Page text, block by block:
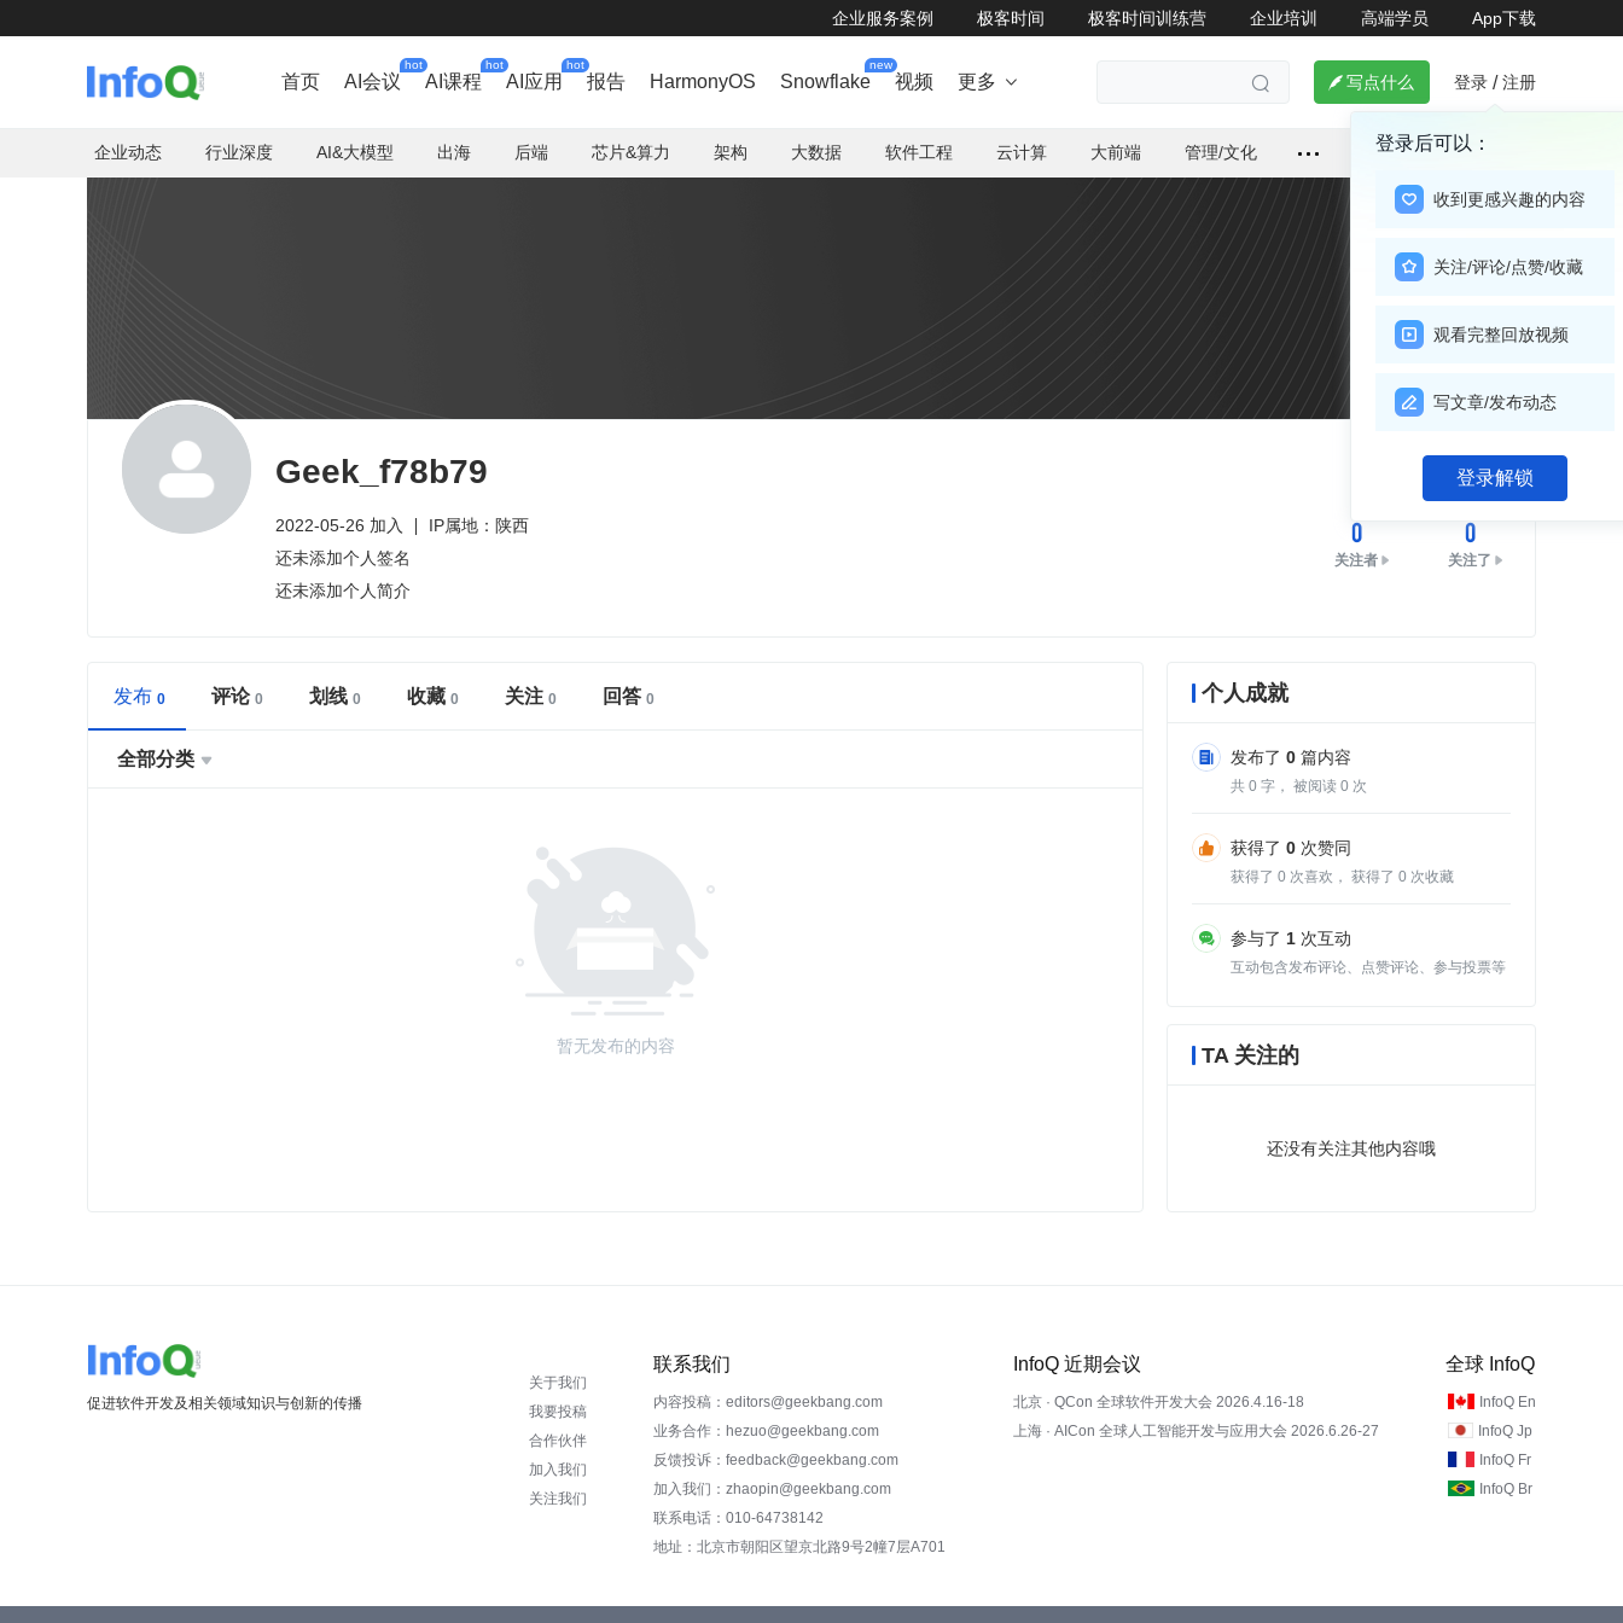
企业服务案例 极客时间 极客时间训练营 企业培训 高端学员 App下载
首页 AI会议
hot
AI课程
hot
AI应用
hot
报告 HarmonyOS Snowflake
new
视频 更多    写点什么 登录 / 注册
登录后可以：
收到更感兴趣的内容
关注/评论/点赞/收藏
观看完整回放视频
写文章/发布动态
登录解锁
企业动态 行业深度 AI&大模型 出海 后端 芯片&算力 架构 大数据 软件工程 云计算 大前端 管理/文化
Geek_f78b79
2022-05-26 加入
IP属地：陕西
还未添加个人签名
还未添加个人简介
关注
0
关注者
0
关注了
发布 评论 划线 收藏 关注 回答
全部分类 
暂无发布的内容
个人成就
发布了 0 篇内容
共 0 字， 被阅读 0 次
获得了 0 次赞同
获得了 0 次喜欢， 获得了 0 次收藏
参与了 1 次互动
互动包含发布评论、点赞评论、参与投票等
TA 关注的
还没有关注其他内容哦
促进软件开发及相关领域知识与创新的传播
关于我们
我要投稿
合作伙伴
加入我们
关注我们
联系我们
内容投稿：editors@geekbang.com
业务合作：hezuo@geekbang.com
反馈投诉：feedback@geekbang.com
加入我们：zhaopin@geekbang.com
联系电话：010-64738142
地址：北京市朝阳区望京北路9号2幢7层A701
InfoQ 近期会议
北京 · QCon 全球软件开发大会 2026.4.16-18
上海 · AICon 全球人工智能开发与应用大会 2026.6.26-27
全球 InfoQ
InfoQ En
InfoQ Jp
InfoQ Fr
InfoQ Br